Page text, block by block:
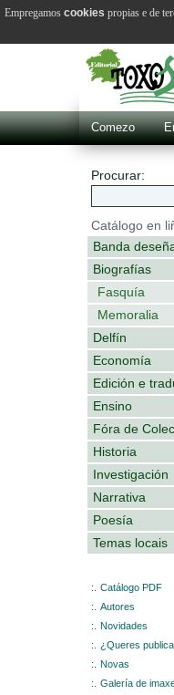
Comezo
Procurar:
Catálogo en
Banda
Biografías
Fasquía
Memoralia
Delfín
Economía
Edición e
Ensino
Fóra de
Historia
Investigación
Narrativa
Poesía
Temas locais
:.
Catálogo PDF
:.
Autores
:.
Novidades
:.
¿Queres
:.
Novas
:.
Galería de
Empregamos cookies propias e de